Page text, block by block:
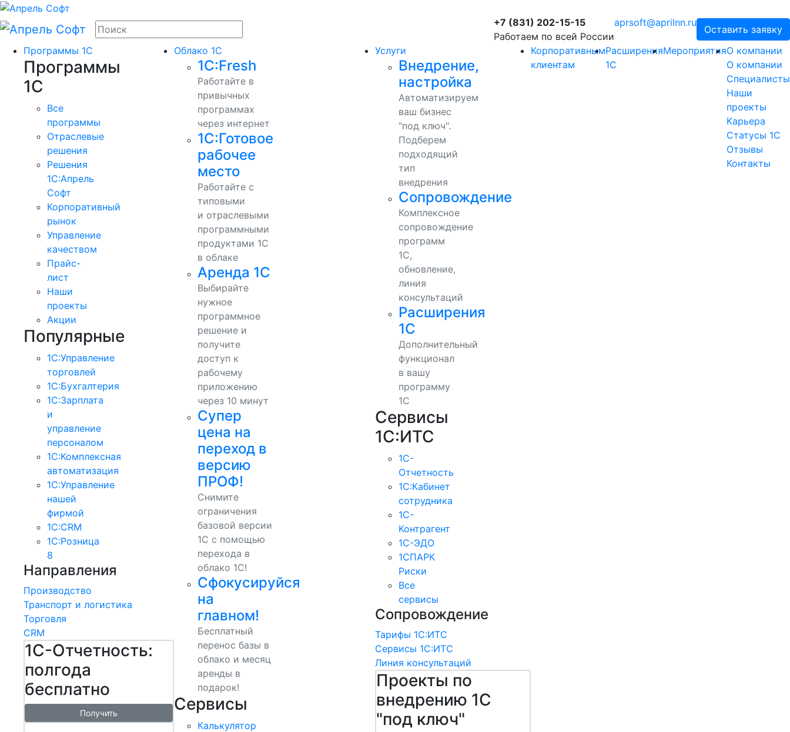
+7 (831) 202-15-15
Работаем по всей России
aprsoft@aprilnn.ru
Оставить заявку
Программы 1С
Программы
1С
Все
программы
Отраслевые
решения
Решения
1C:Апрель
Софт
Корпоративный
рынок
Управление
качеством
Прайс-
лист
Наши
проекты
Акции
Популярные
1С:Управление
торговлей
1С:Бухгалтерия
1С:Зарплата
и
управление
персоналом
1С:Комплексная
автоматизация
1С:Управление
нашей
фирмой
1С:CRM
1С:Розница
8
Направления
Производство
Транспорт и логистика
Торговля
CRM
1С-Отчетность:
полгода
бесплатно
Получить
Облако 1С
1С:Fresh
Работайте в
привычных
программах
через интернет
1С:Готовое
рабочее
место
Работайте с
типовыми
и отраслевыми
программными
продуктами 1С
в облаке
Аренда 1С
Выбирайте
нужное
программное
решение и
получите
доступ к
рабочему
приложению
через 10 минут
Супер
цена на
переход в
версию
ПРОФ!
Снимите
ограничения
базовой версии
1С с помощью
перехода в
облако 1С!
Сфокусируйся
на
главном!
Бесплатный
перенос базы в
облако и месяц
аренды в
подарок!
Сервисы
Калькулятор
Услуги
Внедрение,
настройка
Автоматизируем
ваш бизнес
"под ключ".
Подберем
подходящий
тип
внедрения
Сопровождение
Комплексное
сопровождение
программ
1С,
обновление,
линия
консультаций
Расширения
1С
Дополнительный
функционал
в вашу
программу
1С
Сервисы
1С:ИТС
1С-
Отчетность
1С:Кабинет
сотрудника
1С-
Контрагент
1С-ЭДО
1СПАРК
Риски
Все
сервисы
Сопровождение
Тарифы 1С:ИТС
Сервисы 1С:ИТС
Линия консультаций
Проекты по
внедрению 1С
"под ключ"
Корпоративным
клиентам
Расширения
1С
МероприятияО компании
О компании
Специалисты
Наши
проекты
Карьера
Статусы 1С
Отзывы
Контакты